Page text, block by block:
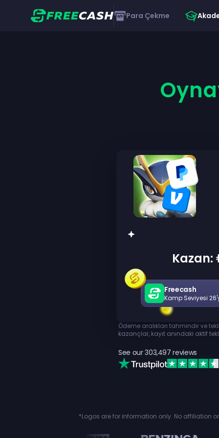
Para Çekme
Kazan:
Freecash
Kamp Seviyesi
Ödeme aralıkları tahmindir ve
kazançlar, kayıt anındaki aktif
See our303,497 reviews
*Logos are for information only. No affiliation